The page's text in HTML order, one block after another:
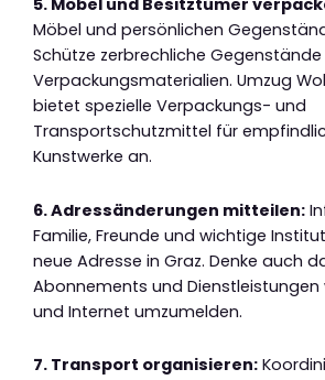
5. Möbel und Besitztümer
Möbel und persönlichen
Schütze zerbrechliche
Verpackungsmaterialien. Umzug
bietet spezielle Verpackungs- und
Transportschutzmittel für
Kunstwerke an.
6. Adressänderungen mitteilen:
Familie, Freunde und wichtige
neue Adresse in Graz. Denke auch
Abonnements und Dienstleistungen
und Internet umzumelden.
7. Transport organisieren: